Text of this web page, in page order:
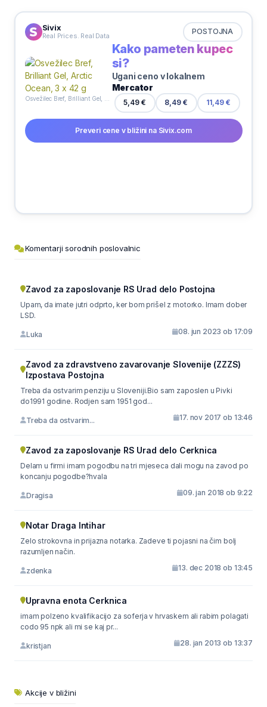
Sivix
Real Prices. Real Data POSTOJNA
Kako pameten kupec
si?
Ugani ceno v lokalnem
Mercator
5,49 € 8,49 € 11,49 €
Preveri cene v bližini na Sivix.com
Komentarji sorodnih poslovalnic
Zavod za zaposlovanje RS Urad delo Postojna
Upam, da imate jutri odprto, ker bom prišel z motorko. Imam dober
LSD.
Luka 08. jun 2023 ob 17:09
Zavod za zdravstveno zavarovanje Slovenije (ZZZS)
Izpostava Postojna
Treba da ostvarim penziju u Sloveniji.Bio sam zaposlen u Pivki
do1991 godine. Rodjen sam 1951 god...
Treba da ostvarim... 17. nov 2017 ob 13:46
Zavod za zaposlovanje RS Urad delo Cerknica
Delam u firmi imam pogodbu na tri mjeseca dali mogu na zavod po
koncanju pogodbe?hvala
Dragisa 09. jan 2018 ob 9:22
Notar Draga Intihar
Zelo strokovna in prijazna notarka. Zadeve ti pojasni na čim bolj
razumljen način.
zdenka 13. dec 2018 ob 13:45
Upravna enota Cerknica
imam polzeno kvalifikacijo za soferja v hrvaskem ali rabim polagati
codo 95 npk ali mi se kaj pr...
kristjan 28. jan 2013 ob 13:37
Akcije v bližini